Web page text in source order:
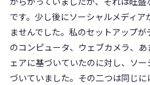
です。少し後にソーシャルメディ
ませんでした。私のセットアップ
のコンピュータ、ウェブカメラ、
ェアに基づいていたのに対し、ソ
づいていました。その二つは同じ